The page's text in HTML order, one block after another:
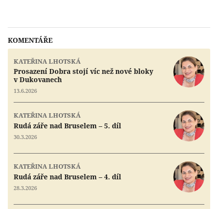
KOMENTÁŘE
KATEŘINA LHOTSKÁ
Prosazení Dobra stojí víc než nové bloky
v Dukovanech
13.6.2026
KATEŘINA LHOTSKÁ
Rudá záře nad Bruselem – 5. díl
30.3.2026
KATEŘINA LHOTSKÁ
Rudá záře nad Bruselem – 4. díl
28.3.2026